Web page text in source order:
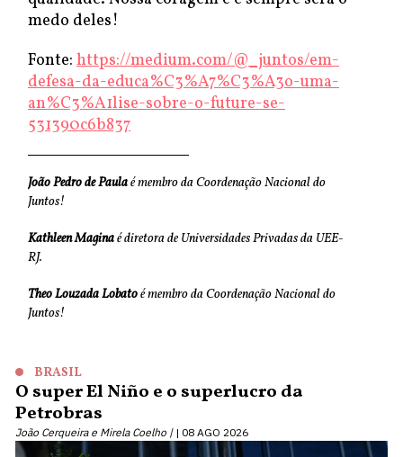
medo deles!
Fonte: https://medium.com/@_juntos/em-
defesa-da-educa%C3%A7%C3%A3o-uma-
an%C3%A1lise-sobre-o-future-se-
531390c6b837
João Pedro de Paulaé membro da Coordenação Nacional do
Juntos!
Kathleen Maginaé diretora de Universidades Privadas da UEE-
RJ.
Theo Louzada Lobatoé membro da Coordenação Nacional do
Juntos!
BRASIL
O super El Niño e o superlucro da
Petrobras
João Cerqueira e Mirela Coelho | 08 AGO 2026